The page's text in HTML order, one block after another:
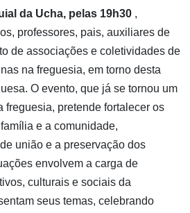
da Ucha, pelas 19h30 ,
professores, pais, auxiliares de
de associações e coletividades de
na freguesia, em torno desta
O evento, que já se tornou um
freguesia, pretende fortalecer os
e a comunidade,
união e a preservação dos
envolvem a carga de
culturais e sociais da
seus temas, celebrando